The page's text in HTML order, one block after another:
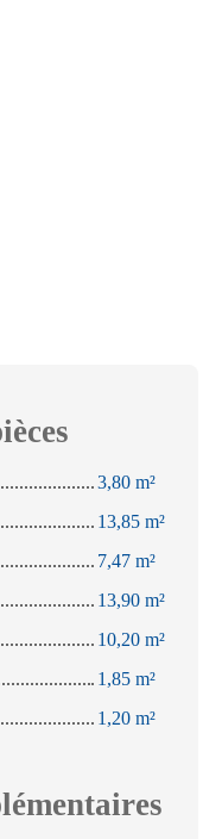
3,80 m²
13,85 m²
7,47 m²
13,90 m²
10,20 m²
1,85 m²
1,20 m²